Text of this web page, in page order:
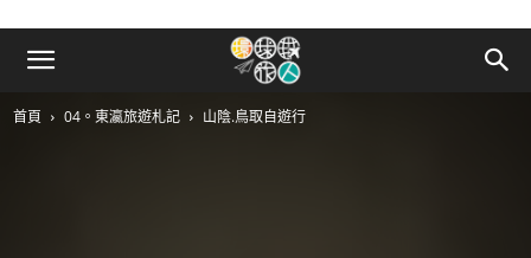
首頁 04。東瀛旅遊札記 山陰.鳥取自遊行